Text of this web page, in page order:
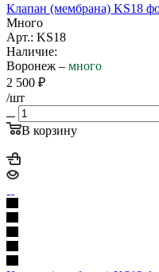
Клапан (мембрана) KS18
Много
Арт.: KS18
Наличие:
Воронеж – много
2 500 ₽
/шт
В корзину